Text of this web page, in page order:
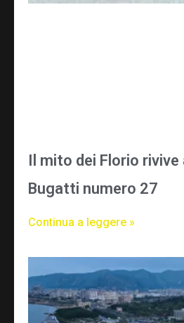
Il mito dei Florio rivive
Bugatti numero 27
Continua a leggere »